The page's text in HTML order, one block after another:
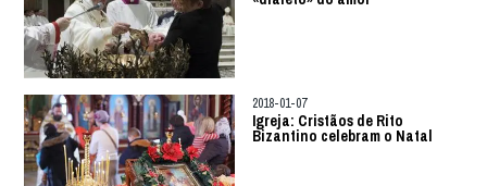
2018-01-07
Igreja: Cristãos de Rito
Bizantino celebram o Natal